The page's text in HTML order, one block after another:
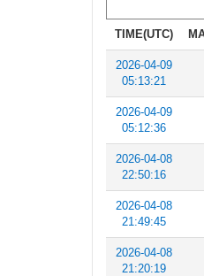
TIME(UTC)
2026-04-09
05:13:21
2026-04-09
05:12:36
2026-04-08
22:50:16
2026-04-08
21:49:45
2026-04-08
21:20:19